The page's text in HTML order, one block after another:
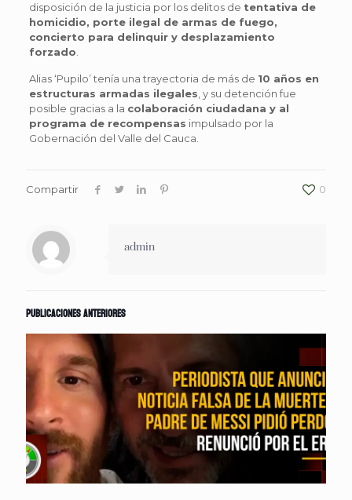
disposición de la justicia por los delitos de tentativa de
homicidio, porte ilegal de armas de fuego,
concierto para delinquir y desplazamiento
forzado
Alias ‘Pupilo’ tenía una trayectoria de más de 10 años en
estructuras armadas ilegales , y su detención fue
posible gracias a la colaboración ciudadana y al
programa de recompensas impulsado por la
Gobernación del Valle del Cauca.
Compartir 0
admin
Publicaciones anteriores